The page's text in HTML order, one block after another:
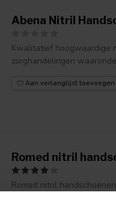
Abena Nitril
Kwalitatief hoogwaardige
zorghandelingen
Aan verlanglijst toevoegen
Romed nitril
Romed nitril